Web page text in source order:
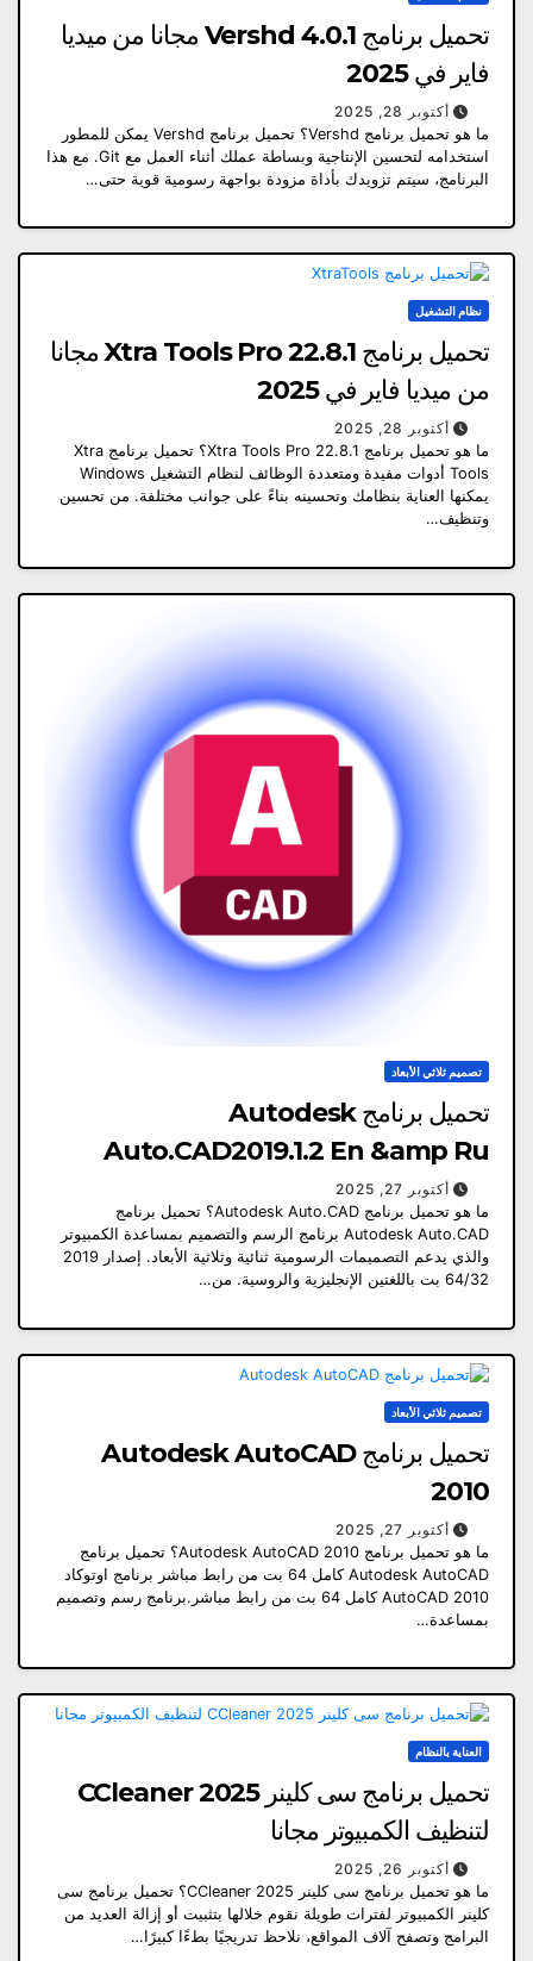
تحميل برنامج Vershd 4.0.1 مجانا من ميديا ​​
فاير في 2025
أكتوبر 28, 2025
ما هو تحميل برنامج Vershd؟ تحميل برنامج Vershd يمكن للمطور
استخدامه لتحسين الإنتاجية وبساطة عملك أثناء العمل مع Git. مع هذا
البرنامج، سيتم تزويدك بأداة مزودة بواجهة رسومية قوية حتى…
نظام التشغيل
تحميل برنامج Xtra Tools Pro 22.8.1 مجانا
من ميديا ​​فاير في 2025
أكتوبر 28, 2025
ما هو تحميل برنامج Xtra Tools Pro 22.8.1؟ تحميل برنامج Xtra
Tools أدوات مفيدة ومتعددة الوظائف لنظام التشغيل Windows
يمكنها العناية بنظامك وتحسينه بناءً على جوانب مختلفة. من تحسين
وتنظيف…
تصميم ثلاثي الأبعاد
تحميل برنامج Autodesk
Auto.CAD2019.1.2 En &amp Ru
أكتوبر 27, 2025
ما هو تحميل برنامج Autodesk Auto.CAD؟ تحميل برنامج
Autodesk Auto.CAD برنامج الرسم والتصميم بمساعدة الكمبيوتر
والذي يدعم التصميمات الرسومية ثنائية وثلاثية الأبعاد. إصدار 2019
64/32 بت باللغتين الإنجليزية والروسية. من…
تصميم ثلاثي الأبعاد
تحميل برنامج Autodesk AutoCAD
2010
أكتوبر 27, 2025
ما هو تحميل برنامج Autodesk AutoCAD 2010؟ تحميل برنامج
Autodesk AutoCAD كامل 64 بت من رابط مباشر برنامج اوتوكاد
AutoCAD 2010 كامل 64 بت من رابط مباشر.برنامج رسم وتصميم
بمساعدة…
العناية بالنظام
تحميل برنامج سى كلينر 2025 CCleaner
لتنظيف الكمبيوتر مجانا
أكتوبر 26, 2025
ما هو تحميل برنامج سى كلينر 2025 CCleaner؟ تحميل برنامج سى
كلينر الكمبيوتر لفترات طويلة نقوم خلالها بتثبيت أو إزالة العديد من
البرامج وتصفح آلاف المواقع، نلاحظ تدريجيًا بطءًا كبيرًا…